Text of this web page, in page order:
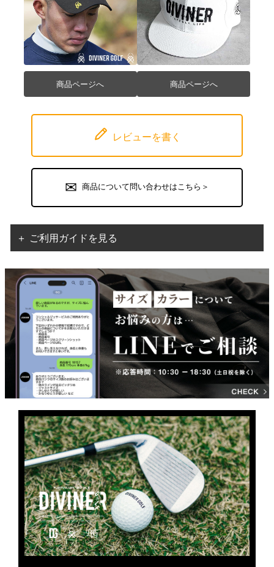
商品ページへ 商品ページへ
レビューを書く
商品について問い合わせはこちら＞
＋ ご利用ガイドを見る